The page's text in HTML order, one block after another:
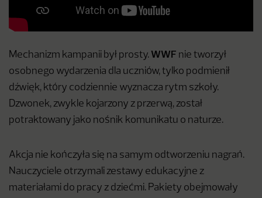
Mechanizm kampanii był prosty. WWF nie tworzył
osobnego wydarzenia dla uczniów, tylko podmienił
dźwięk, który codziennie wyznacza rytm szkoły.
Dzwonek, zwykle kojarzony z przerwą, został
potraktowany jako nośnik komunikatu o naturze.
Akcja nie kończyła się na samym odtworzeniu nagrań.
Nauczyciele otrzymali zestawy edukacyjne z
materiałami do pracy z dziećmi. Pakiety obejmowały